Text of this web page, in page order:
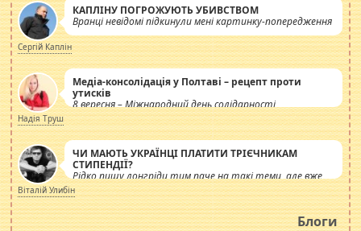
КАПЛІНУ ПОГРОЖУЮТЬ УБИВСТВОМ
Вранці невідомі підкинули мені картинку-попередження
Сергій Каплін
Медіа-консолідація у Полтаві – рецепт проти
утисків
8 вересня – Міжнародний день солідарності
журналістів.
Надія Труш
ЧИ МАЮТЬ УКРАЇНЦІ ПЛАТИТИ ТРІЄЧНИКАМ
СТИПЕНДІЇ?
Рідко пишу лонгріди тим паче на такі теми, але вже
просто дістало! Обурюють сьогоднішні інсенуації
навколо стипендіального питання. Штучно
роздувається ще одна соціальна катастрофа.
Віталій Улибін
Блоги